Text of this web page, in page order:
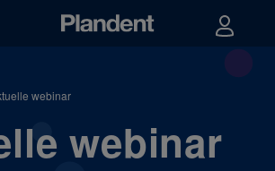
webinar
webinar